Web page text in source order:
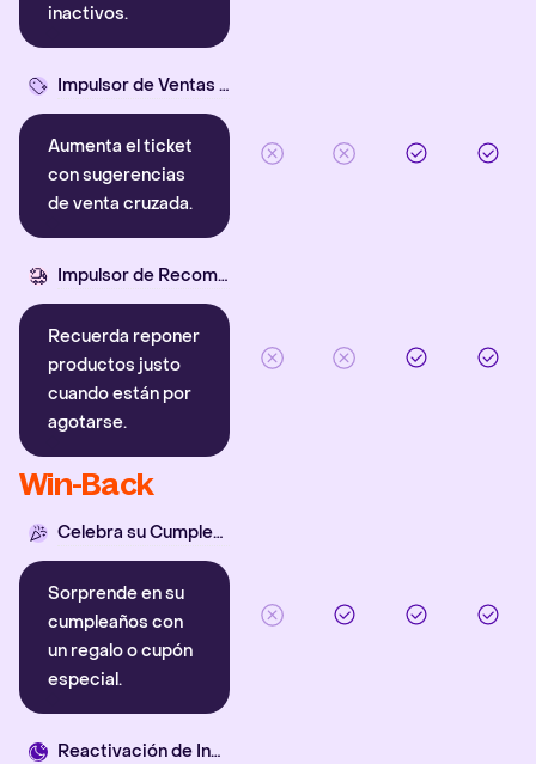
inactivos.
Impulsor de Ventas Cruzadas
Aumenta el ticket
con sugerencias
de venta cruzada.
Impulsor de Recompra
Recuerda reponer
productos justo
cuando están por
agotarse.
Win-Back
Celebra su Cumpleaños
Sorprende en su
cumpleaños con
un regalo o cupón
especial.
Reactivación de Inactivos